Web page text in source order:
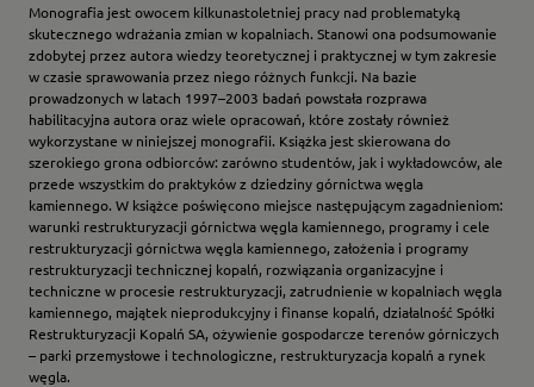
Monografia jest owocem kilkunastoletniej pracy nad problematyką
skutecznego wdrażania zmian w kopalniach. Stanowi ona podsumowanie
zdobytej przez autora wiedzy teoretycznej i praktycznej w tym zakresie
w czasie sprawowania przez niego różnych funkcji. Na bazie
prowadzonych w latach 1997–2003 badań powstała rozprawa
habilitacyjna autora oraz wiele opracowań, które zostały również
wykorzystane w niniejszej monografii. Książka jest skierowana do
szerokiego grona odbiorców: zarówno studentów, jak i wykładowców, ale
przede wszystkim do praktyków z dziedziny górnictwa węgla
kamiennego. W książce poświęcono miejsce następującym zagadnieniom:
warunki restrukturyzacji górnictwa węgla kamiennego, programy i cele
restrukturyzacji górnictwa węgla kamiennego, założenia i programy
restrukturyzacji technicznej kopalń, rozwiązania organizacyjne i
techniczne w procesie restrukturyzacji, zatrudnienie w kopalniach węgla
kamiennego, majątek nieprodukcyjny i finanse kopalń, działalność Spółki
Restrukturyzacji Kopalń SA, ożywienie gospodarcze terenów górniczych
– parki przemysłowe i technologiczne, restrukturyzacja kopalń a rynek
węgla.